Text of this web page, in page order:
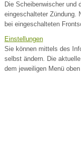
Die Scheibenwischer und
eingeschalteter Zündung.
bei eingeschalteten
Einstellungen
Sie können mittels des
selbst ändern. Die
dem jeweiligen Menü